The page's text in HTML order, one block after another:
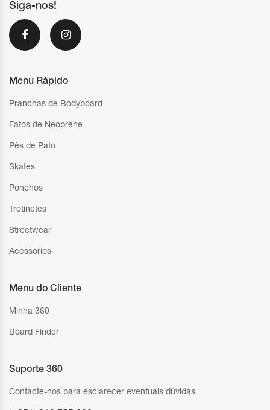
Siga-nos!
Menu Rápido
Pranchas de Bodyboard
Fatos de Neoprene
Pés de Pato
Skates
Ponchos
Trotinetes
Streetwear
Acessorios
Menu do Cliente
Minha 360
Board Finder
Suporte 360
Contacte-nos para esclarecer eventuais dúvidas